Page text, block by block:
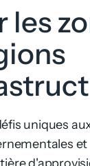
uniques
et